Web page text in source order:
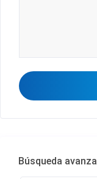
Búsqueda